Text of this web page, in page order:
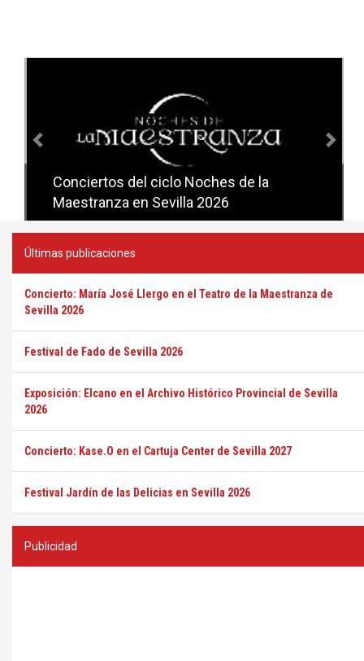
Conciertos del ciclo Candlelight en
Sevilla
Últimas publicaciones
Concierto: María José Llergo en el Teatro de la Maestranza de
Sevilla 2026
Festival de Fado de Sevilla 2026
Exposición: Elcano en el Archivo Histórico Provincial de Sevilla
2026
Concierto: Kase.O en el Cartuja Center de Sevilla 2027
Festival Jardín de las Delicias en Sevilla 2026
Publicidad